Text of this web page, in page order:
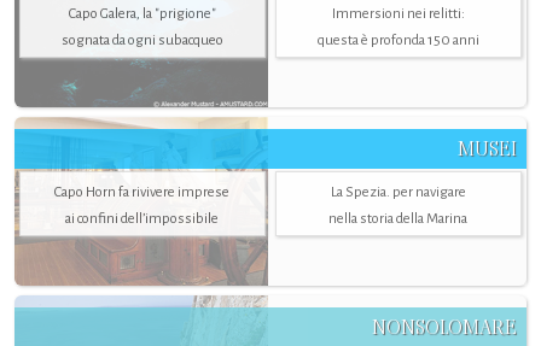
Capo Galera, la "prigione"
sognata da ogni subacqueo
Immersioni nei relitti:
questa è profonda 150 anni
MUSEI
Capo Horn fa rivivere imprese
ai confini dell’impossibile
La Spezia. per navigare
nella storia della Marina
NONSOLOMARE